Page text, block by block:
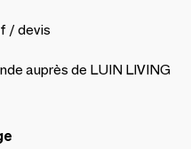
/ devis
auprès de LUIN LIVING